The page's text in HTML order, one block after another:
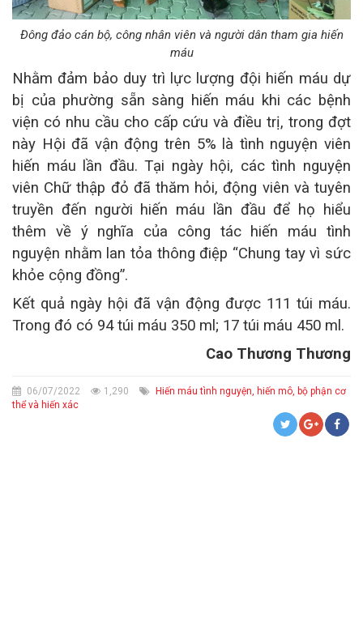
Đông đảo cán bộ, công nhân viên và người dân tham gia hiến
máu
Nhằm đảm bảo duy trì lực lượng đội hiến máu dự
bị của phường sẵn sàng hiến máu khi các bệnh
viện có nhu cầu cho cấp cứu và điều trị, trong đợt
này Hội đã vận động trên 5% là tình nguyện viên
hiến máu lần đầu. Tại ngày hội, các tình nguyện
viên Chữ thập đỏ đã thăm hỏi, động viên và tuyên
truyền đến người hiến máu lần đầu để họ hiểu
thêm về ý nghĩa của công tác hiến máu tình
nguyện nhằm lan tỏa thông điệp “Chung tay vì sức
khỏe cộng đồng”.
Kết quả ngày hội đã vận động được 111 túi máu.
Trong đó có 94 túi máu 350 ml; 17 túi máu 450 ml.
Cao Thương Thương
06/07/2022 1,290
Hiến máu tình nguyện, hiến mô, bộ phận cơ
thể và hiến xác